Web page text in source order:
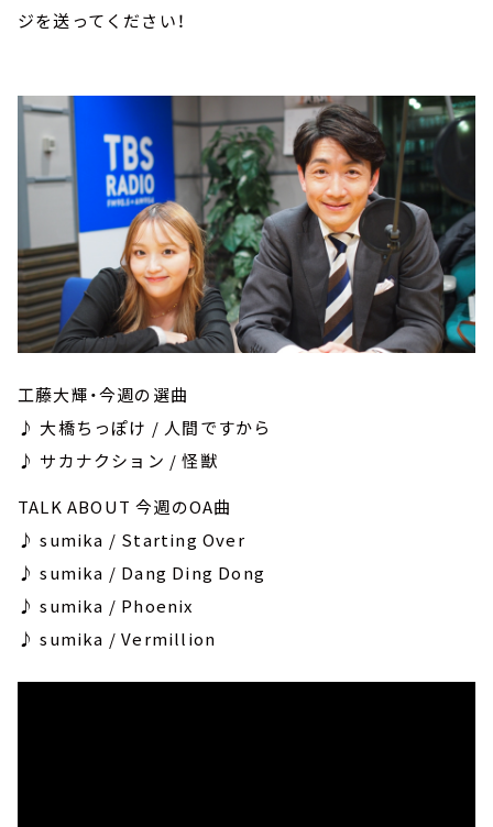
ジを送ってください！
工藤大輝・今週の選曲
♪ 大橋ちっぽけ / 人間ですから
♪ サカナクション / 怪獣
TALK ABOUT 今週のOA曲
♪ sumika / Starting Over
♪ sumika / Dang Ding Dong
♪ sumika / Phoenix
♪ sumika / Vermillion